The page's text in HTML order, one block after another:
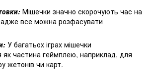
Мішечки значно скорочують час на
адже все можна розфасувати
У багатьох іграх мішечки
як частина геймплею, наприклад, для
жетонів чи карт.